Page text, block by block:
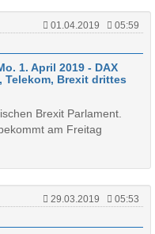
01.04.2019
05:59
1. April 2019 - DAX
Telekom, Brexit drittes
Brexit Parlament.
am Freitag
29.03.2019
05:53